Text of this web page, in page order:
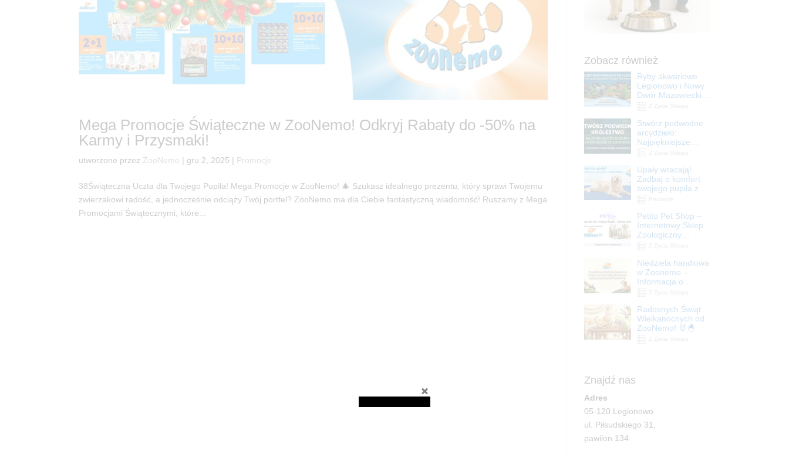
Mega Promocje Świąteczne w ZooNemo! Odkryj Rabaty do -50% na
Karmy i Przysmaki!
utworzone przez ZooNemo | gru 2, 2025 | Promocje
38Świąteczna Uczta dla Twojego Pupila! Mega Promocje w ZooNemo! 🎄 Szukasz idealnego prezentu, który sprawi Twojemu
zwierzakowi radość, a jednocześnie odciąży Twój portfel? ZooNemo ma dla Ciebie fantastyczną wiadomość! Ruszamy z Mega
Promocjami Świątecznymi, które...
Zobacz również
Ryby akwariowe
Legionowo i Nowy
Dwór Mazowiecki –
Stwórz podwodne
arcydzieło:
Najpiękniejsze
Legionowo i Nowy
Dwór Mazowiecki
Upały wracają!
Zadbaj o komfort
swojego pupila z
ZooNemo
Petito Pet Shop –
Internetowy Sklep
Zoologiczny
| ZooNemo
Niedziela handlowa
w Zoonemo –
Informacja o
Radosnych Świąt
Wielkanocnych od
ZooNemo! 🐰🐣
Znajdź nas
Adres
05-120 Legionowo
ul. Piłsudskiego 31,
pawilon 134